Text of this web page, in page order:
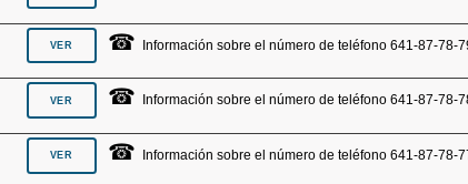
☎ Información sobre el número de teléfono 641-87-78-
☎ Información sobre el número de teléfono 641-87-78-
☎ Información sobre el número de teléfono 641-87-78-